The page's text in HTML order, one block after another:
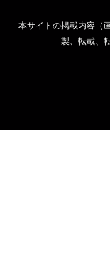
本サイトの掲載内容（
製、転載、